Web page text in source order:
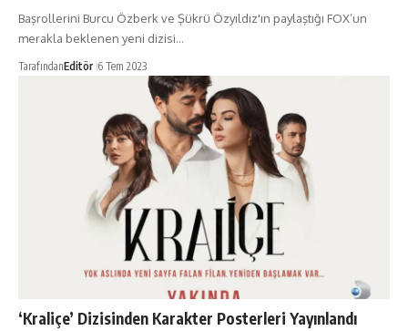
Başrollerini Burcu Özberk ve Şükrü Özyıldız'ın paylaştığı FOX’un
merakla beklenen yeni dizisi…
TarafındanEditör 6 Tem 2023
‘Kraliçe’ Dizisinden Karakter Posterleri Yayınlandı